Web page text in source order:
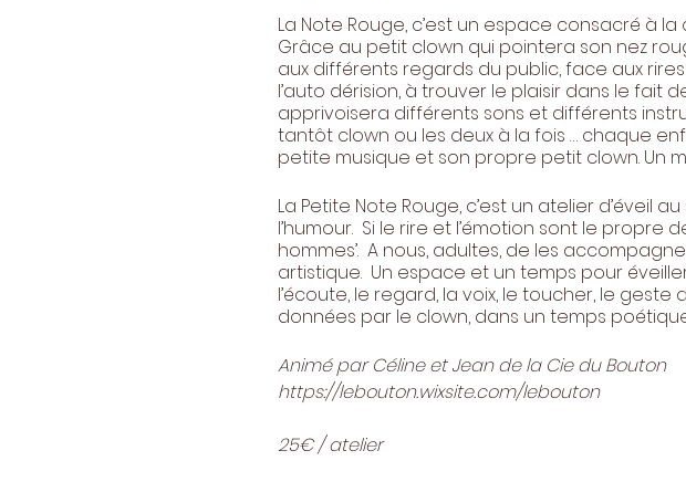
La Note Rouge, c’est un espace consacré à
Grâce au petit clown qui pointera son nez
aux différents regards du public, face aux
l’auto dérision, à trouver le plaisir dans le fait
apprivoisera différents sons et différents
tantôt clown ou les deux à la fois … chaque
petite musique et son propre petit clown. Un
La Petite Note Rouge, c’est un atelier d’éveil
l’humour. Si le rire et l’émotion sont le propre
hommes’. A nous, adultes, de les
artistique. Un espace et un temps pour
l’écoute, le regard, la voix, le toucher, le
données par le clown, dans un temps
Animé par Céline et Jean de la Cie du Bouton
https://lebouton.wixsite.com/lebouton
25€ / atelier